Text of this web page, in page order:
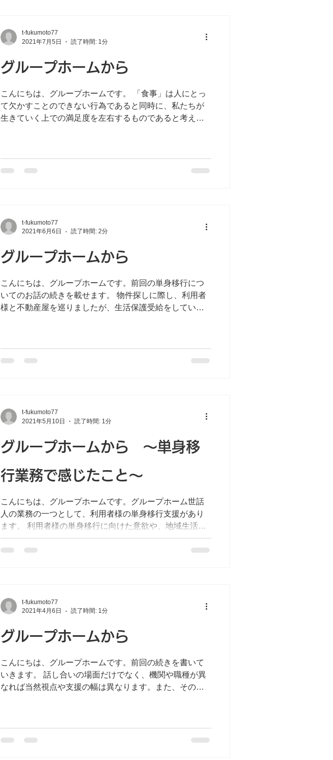
グループホームから
こんにちは、グループホームです。 「食事」は人にとっ
て欠かすことのできない行為であると同時に、私たちが
生きていく上での満足度を左右するものであると考えま
t-fukumoto77
2021年7月5日
読了時間: 1分
グループホームから
こんにちは、グループホームです。前回の単身移行につ
いてのお話の続きを載せます。 物件探しに際し、利用者
様と不動産屋を巡りましたが、生活保護受給をしている
t-fukumoto77
2021年6月6日
読了時間: 2分
グループホームから ～単身移
行業務で感じたこと～
こんにちは、グループホームです。グループホーム世話
人の業務の一つとして、利用者様の単身移行支援があり
ます。 利用者様の単身移行に向けた意欲や、地域生活で
の様子を加味したうえで移行を検討し、主治医から単身
移行の許可を頂いたのち世話人が役所や不動産屋などに
t-fukumoto77
2021年5月10日
読了時間: 1分
グループホームから
こんにちは、グループホームです。前回の続きを書いて
いきます。 話し合いの場面だけでなく、機関や職種が異
なれば当然視点や支援の幅は異なります。また、その支
t-fukumoto77
2021年4月6日
読了時間: 1分